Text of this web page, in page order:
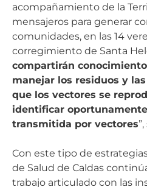
acompañamiento de la
mensajeros para generar
comunidades, en las 14
corregimiento de Santa
compartirán
manejar los residuos y
que los vectores se
identificar
transmitida por vectores
Con este tipo de
de Salud de Caldas
trabajo articulado con las